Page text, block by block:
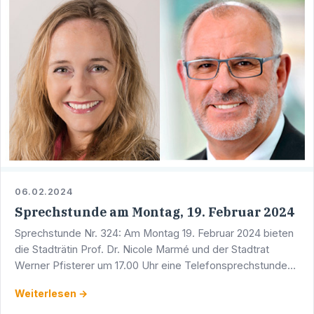
06.02.2024
Sprechstunde am Montag, 19. Februar 2024
Sprechstunde Nr. 324: Am Montag 19. Februar 2024 bieten
die Stadträtin Prof. Dr. Nicole Marmé und der Stadtrat
Werner Pfisterer um 17.00 Uhr eine Telefonsprechstunde
Weiterlesen →